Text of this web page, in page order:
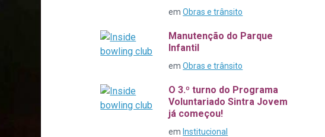
emObras e trânsito
Manutenção do Parque
Infantil
emObras e trânsito
O 3.º turno do Programa
Voluntariado Sintra Jovem
já começou!
em Institucional